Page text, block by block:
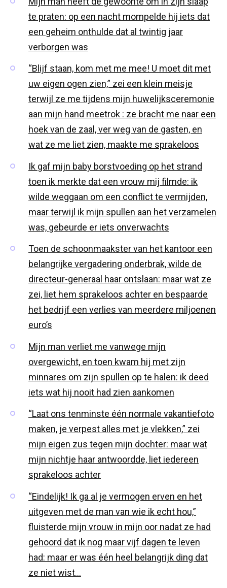
te praten: op een nacht mompelde hij iets dat
een geheim onthulde dat al twintig jaar
verborgen was
“Blijf staan, kom met me mee! U moet dit met
uw eigen ogen zien,” zei een klein meisje
terwijl ze me tijdens mijn huwelijksceremonie
aan mijn hand meetrok : ze bracht me naar een
hoek van de zaal, ver weg van de gasten, en
wat ze me liet zien, maakte me sprakeloos
Ik gaf mijn baby borstvoeding op het strand
toen ik merkte dat een vrouw mij filmde: ik
wilde weggaan om een conflict te vermijden,
maar terwijl ik mijn spullen aan het verzamelen
was, gebeurde er iets onverwachts
Toen de schoonmaakster van het kantoor een
belangrijke vergadering onderbrak, wilde de
directeur-generaal haar ontslaan: maar wat ze
zei, liet hem sprakeloos achter en bespaarde
het bedrijf een verlies van meerdere miljoenen
euro’s
Mijn man verliet me vanwege mijn
overgewicht, en toen kwam hij met zijn
minnares om zijn spullen op te halen: ik deed
iets wat hij nooit had zien aankomen
“Laat ons tenminste één normale vakantiefoto
maken, je verpest alles met je vlekken,” zei
mijn eigen zus tegen mijn dochter: maar wat
mijn nichtje haar antwoordde, liet iedereen
sprakeloos achter
“Eindelijk! Ik ga al je vermogen erven en het
uitgeven met de man van wie ik echt hou,”
fluisterde mijn vrouw in mijn oor nadat ze had
gehoord dat ik nog maar vijf dagen te leven
had: maar er was één heel belangrijk ding dat
ze niet wist…